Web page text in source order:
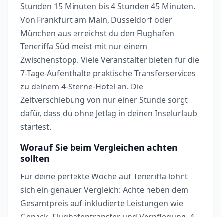
Stunden 15 Minuten bis 4 Stunden 45 Minuten.
Von Frankfurt am Main, Düsseldorf oder
München aus erreichst du den Flughafen
Teneriffa Süd meist mit nur einem
Zwischenstopp. Viele Veranstalter bieten für die
7-Tage-Aufenthalte praktische Transferservices
zu deinem 4-Sterne-Hotel an. Die
Zeitverschiebung von nur einer Stunde sorgt
dafür, dass du ohne Jetlag in deinen Inselurlaub
startest.
Worauf Sie beim Vergleichen achten
sollten
Für deine perfekte Woche auf Teneriffa lohnt
sich ein genauer Vergleich: Achte neben dem
Gesamtpreis auf inkludierte Leistungen wie